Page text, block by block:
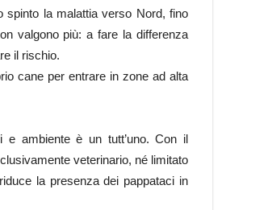
spinto la malattia verso Nord, fino
valgono più: a fare la differenza
il rischio.
cane per entrare in zone ad alta
ambiente è un tutt’uno. Con il
veterinario, né limitato
la presenza dei pappataci in